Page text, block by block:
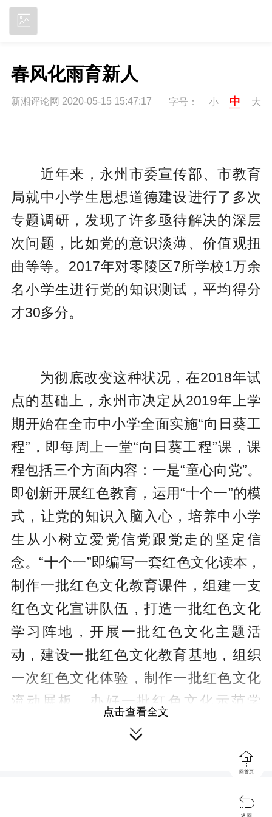
春风化雨育新人
新湘评论网 2020-05-15 15:47:17 字号： 小 中 大
近年来，永州市委宣传部、市教育
局就中小学生思想道德建设进行了多次
专题调研，发现了许多亟待解决的深层
次问题，比如党的意识淡薄、价值观扭
曲等等。2017年对零陵区7所学校1万余
名小学生进行党的知识测试，平均得分
才30多分。
为彻底改变这种状况，在2018年试
点的基础上，永州市决定从2019年上学
期开始在全市中小学全面实施“向日葵工
程”，即每周上一堂“向日葵工程”课，课
程包括三个方面内容：一是“童心向党”。
即创新开展红色教育，运用“十个一”的模
式，让党的知识入脑入心，培养中小学
生从小树立爱党信党跟党走的坚定信
念。“十个一”即编写一套红色文化读本，
制作一批红色文化教育课件，组建一支
红色文化宣讲队伍，打造一批红色文化
学习阵地，开展一批红色文化主题活
动，建设一批红色文化教育基地，组织
一次红色文化体验，制作一批红色文化
流动展板，办好一批红色文化示范学
校，开设一批红色文化宣传专栏。二
是“经典传承”。以培育和践行社会主义核
心价值观为核心，将中华优秀传统文化
成果包括地方特色文化，运用多种形式
点击查看全文


回首页

返 回